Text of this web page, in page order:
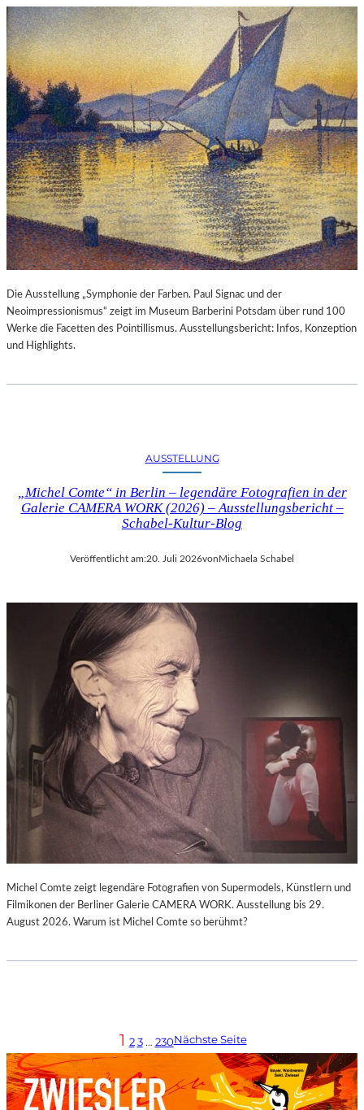
Die Ausstellung „Symphonie der Farben. Paul Signac und der
Neoimpressionismus“ zeigt im Museum Barberini Potsdam über rund 100
Werke die Facetten des Pointillismus. Ausstellungsbericht: Infos, Konzeption
und Highlights.
AUSSTELLUNG
„Michel Comte“ in Berlin – legendäre Fotografien in der
Galerie CAMERA WORK (2026) – Ausstellungsbericht –
Schabel-Kultur-Blog
Veröffentlicht am:20. Juli 2026vonMichaela Schabel
Michel Comte zeigt legendäre Fotografien von Supermodels, Künstlern und
Filmikonen der Berliner Galerie CAMERA WORK. Ausstellung bis 29.
August 2026. Warum ist Michel Comte so berühmt?
1 2 3 … 230Nächste Seite